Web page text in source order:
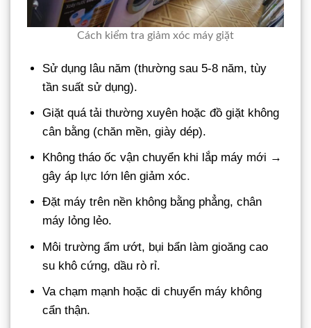
Cách kiểm tra giảm xóc máy giặt
Sử dụng lâu năm (thường sau 5-8 năm, tùy
tần suất sử dụng).
Giặt quá tải thường xuyên hoặc đồ giặt không
cân bằng (chăn mền, giày dép).
Không tháo ốc vận chuyển khi lắp máy mới →
gây áp lực lớn lên giảm xóc.
Đặt máy trên nền không bằng phẳng, chân
máy lỏng lẻo.
Môi trường ẩm ướt, bụi bẩn làm gioăng cao
su khô cứng, dầu rò rỉ.
Va chạm mạnh hoặc di chuyển máy không
cẩn thận.